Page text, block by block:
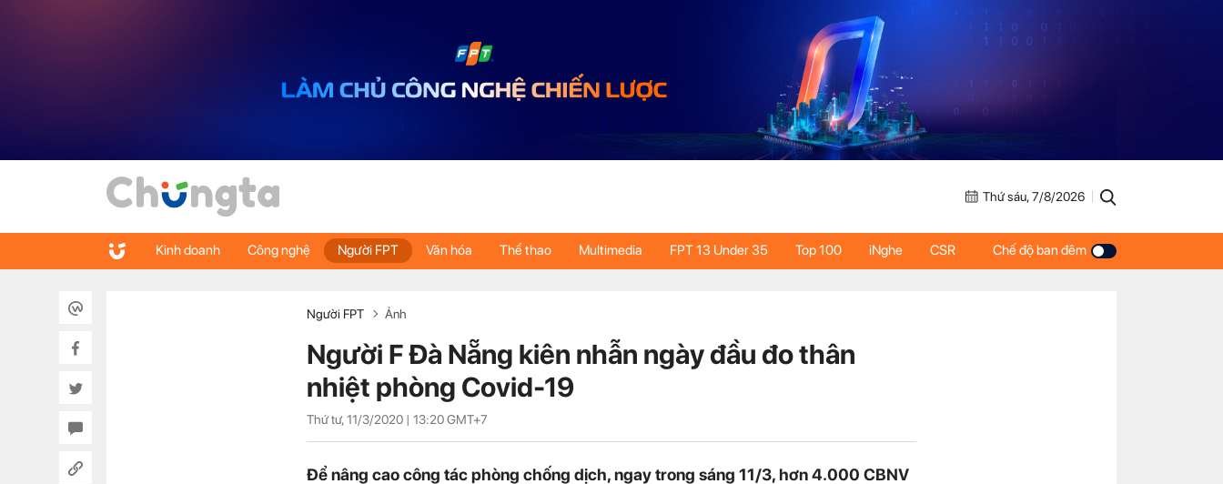
Thứ sáu, 7/8/2026
Kinh doanh Công nghệ Người FPT Văn hóa Thể thao Multimedia FPT 13 Under 35 Top 100 iNghe CSR Chế độ ban đêm
Người FPT Ảnh
Người F Đà Nẵng kiên nhẫn ngày đầu đo thân
nhiệt phòng Covid-19
Thứ tư, 11/3/2020 | 13:20GMT+7
Để nâng cao công tác phòng chống dịch, ngay trong sáng 11/3, hơn 4.000 CBNV